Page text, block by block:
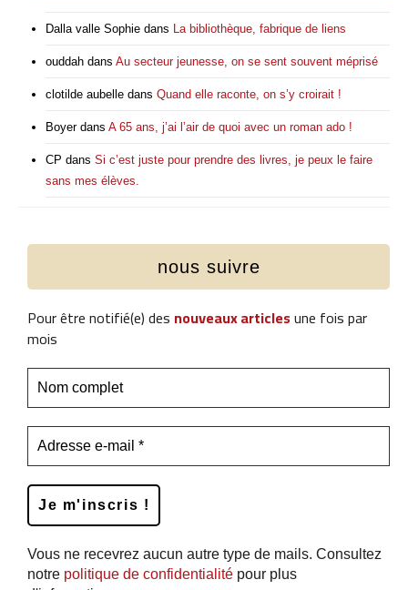
Dalla valle Sophie dans La bibliothèque, fabrique de liens
ouddah dans Au secteur jeunesse, on se sent souvent méprisé
clotilde aubelle dans Quand elle raconte, on s’y croirait !
Boyerdans A 65 ans, j’ai l’air de quoi avec un roman ado !
CP dans Si c’est juste pour prendre des livres, je peux le faire
sans mes élèves.
nous suivre
Pour être notifié(e) des nouveaux articlesune fois par
mois
Vous ne recevrez aucun autre type de mails. Consultez
notre politique de confidentialité pour plus